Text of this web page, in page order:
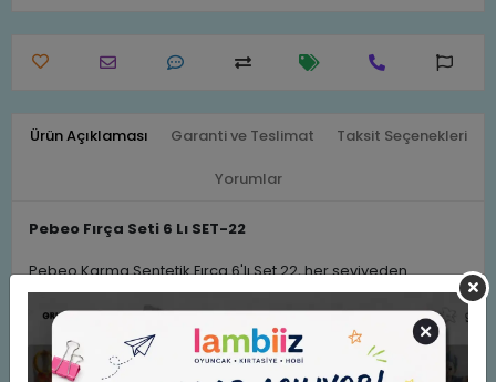
Ürün Açıklaması Garanti ve Teslimat Taksit Seçenekleri
Yorumlar
Pebeo Fırça Seti 6 Lı SET-22
Pebeo Karma Sentetik Fırça 6'lı Set 22, her seviyeden
sanatçının ihtiyaçlarını karşılayacak şekilde tasarlanmış
yüksek kaliteli fırçalardan oluşur.
Bu set, farklı tekniklerde mükemmel sonuçlar elde etmenizi
sağlar.
Pebeo Karma Sentetik Fırça 6'lı Set 22, dayanıklı sentetik